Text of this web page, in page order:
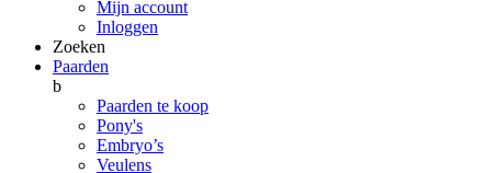
Mijn account
Inloggen
Zoeken
Paarden
b
Paarden te koop
Pony's
Embryo’s
Veulens